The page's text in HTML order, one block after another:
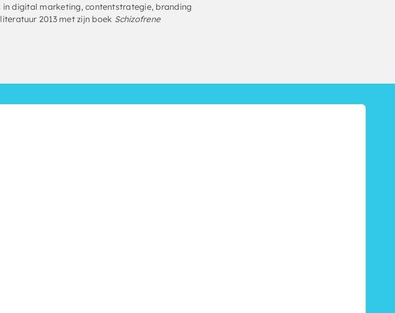
digital marketing, contentstrategie, branding
2013 met zijn boek Schizofrene